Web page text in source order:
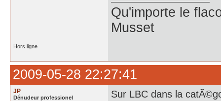
Qu'importe le
Musset
Hors ligne
2009-05-28 22:27:41
JP
Dénudeur professionel
Sur LBC dans la